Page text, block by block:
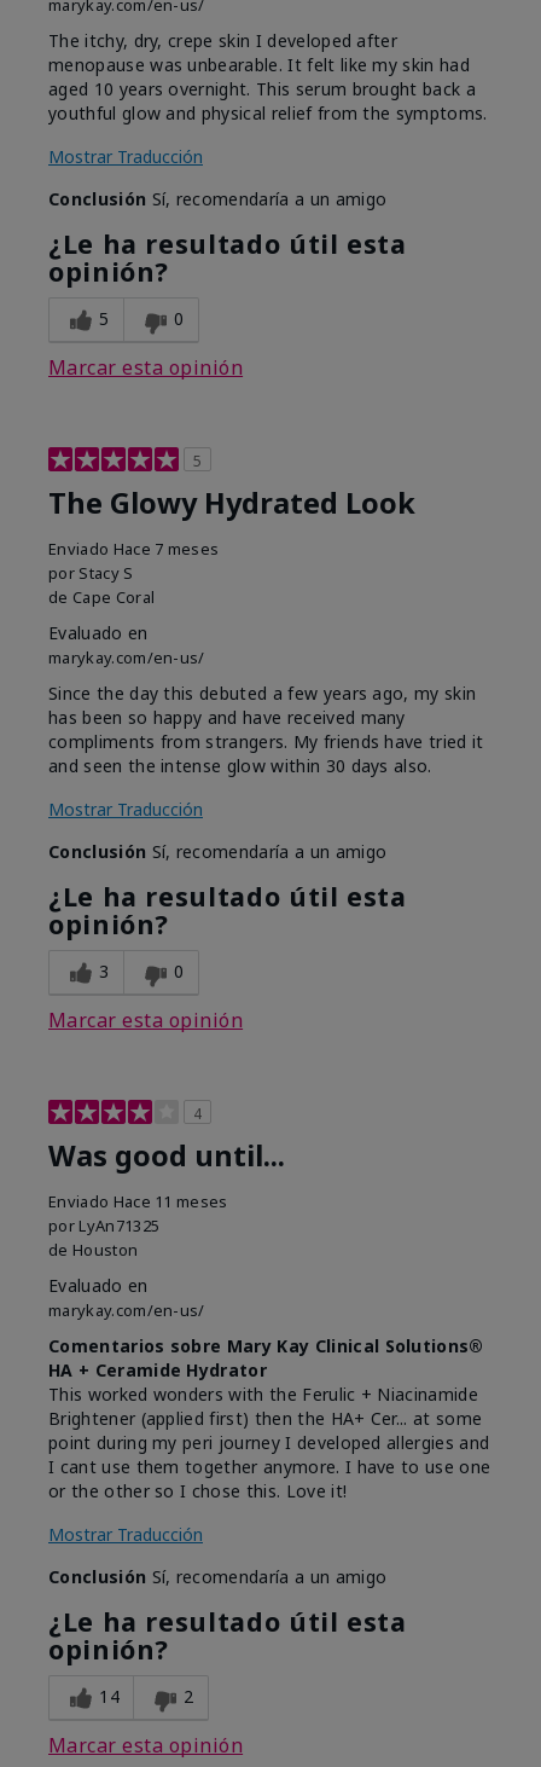
marykay.com/en-us/
The itchy, dry, crepe skin I developed after
menopause was unbearable. It felt like my skin had
aged 10 years overnight. This serum brought back a
youthful glow and physical relief from the symptoms.
Mostrar Traducción
Conclusión Sí, recomendaría a un amigo
¿Le ha resultado útil esta
opinión?
5 0
Marcar esta opinión
5
The Glowy Hydrated Look
Enviado Hace 7 meses
por Stacy S
de Cape Coral
Evaluado en
marykay.com/en-us/
Since the day this debuted a few years ago, my skin
has been so happy and have received many
compliments from strangers. My friends have tried it
and seen the intense glow within 30 days also.
Mostrar Traducción
Conclusión Sí, recomendaría a un amigo
¿Le ha resultado útil esta
opinión?
3 0
Marcar esta opinión
4
Was good until...
Enviado Hace 11 meses
por LyAn71325
de Houston
Evaluado en
marykay.com/en-us/
Comentarios sobre Mary Kay Clinical Solutions®
HA + Ceramide Hydrator
This worked wonders with the Ferulic + Niacinamide
Brightener (applied first) then the HA+ Cer... at some
point during my peri journey I developed allergies and
I cant use them together anymore. I have to use one
or the other so I chose this. Love it!
Mostrar Traducción
Conclusión Sí, recomendaría a un amigo
¿Le ha resultado útil esta
opinión?
14 2
Marcar esta opinión